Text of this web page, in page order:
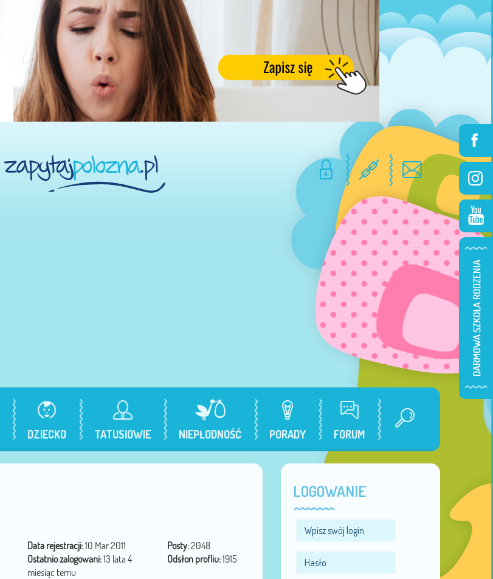
DZIECKO TATUSIOWIE NIEPŁODNOŚĆ PORADY FORUM
Data rejestracji:10 Mar 2011
Ostatnio zalogowani:13 lata 4
miesiąc temu
Posty:2048
Odsłon profliu:1915
Złotokłos
Data urodzenia:24 Lut 1984
LOGOWANIE